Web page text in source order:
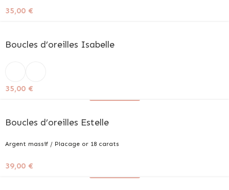
35,00 €
Boucles d’oreilles Isabelle
35,00 €
Boucles d’oreilles Estelle
Argent massif / Placage or 18 carats
39,00 €